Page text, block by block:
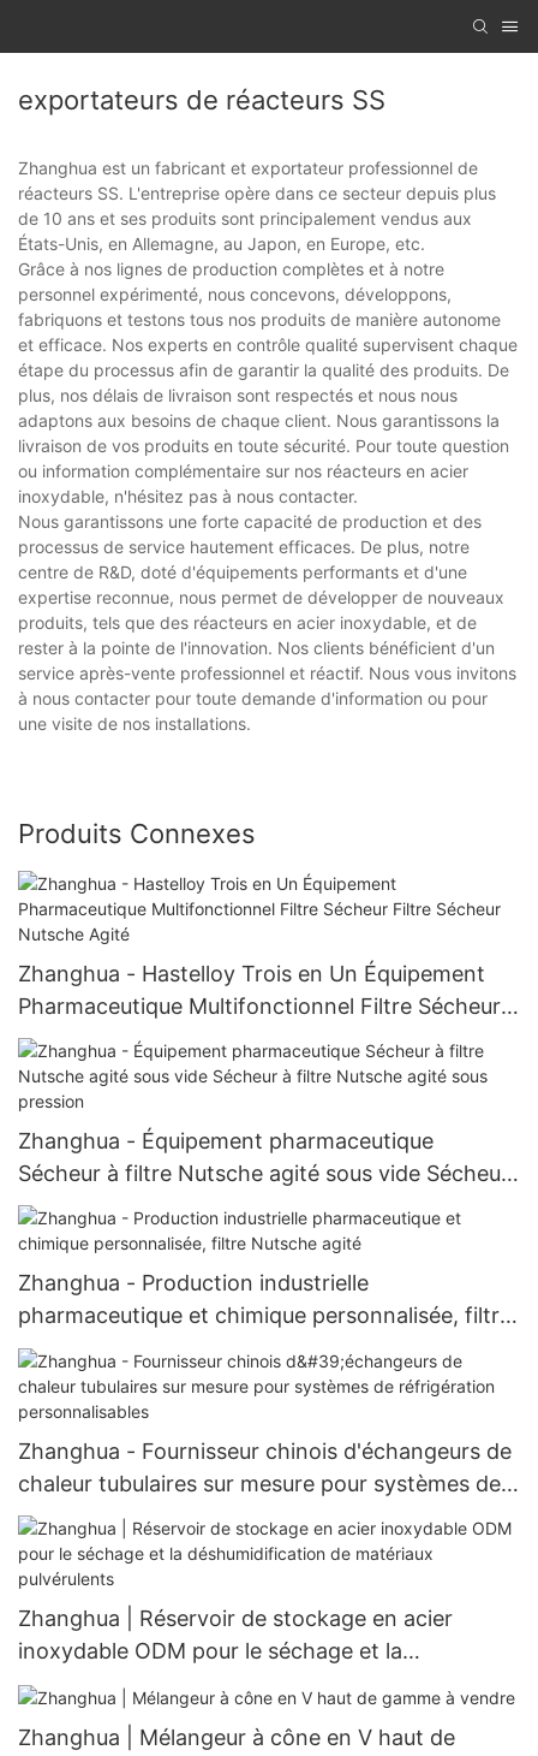
exportateurs de réacteurs SS
Zhanghua est un fabricant et exportateur professionnel de
réacteurs SS. L'entreprise opère dans ce secteur depuis plus
de 10 ans et ses produits sont principalement vendus aux
États-Unis, en Allemagne, au Japon, en Europe, etc.
Grâce à nos lignes de production complètes et à notre
personnel expérimenté, nous concevons, développons,
fabriquons et testons tous nos produits de manière autonome
et efficace. Nos experts en contrôle qualité supervisent chaque
étape du processus afin de garantir la qualité des produits. De
plus, nos délais de livraison sont respectés et nous nous
adaptons aux besoins de chaque client. Nous garantissons la
livraison de vos produits en toute sécurité. Pour toute question
ou information complémentaire sur nos réacteurs en acier
inoxydable, n'hésitez pas à nous contacter.
Nous garantissons une forte capacité de production et des
processus de service hautement efficaces. De plus, notre
centre de R&D, doté d'équipements performants et d'une
expertise reconnue, nous permet de développer de nouveaux
produits, tels que des réacteurs en acier inoxydable, et de
rester à la pointe de l'innovation. Nos clients bénéficient d'un
service après-vente professionnel et réactif. Nous vous invitons
à nous contacter pour toute demande d'information ou pour
une visite de nos installations.
Produits Connexes
Zhanghua - Hastelloy Trois en Un Équipement
Pharmaceutique Multifonctionnel Filtre Sécheur
Filtre Sécheur Nutsche Agité
Zhanghua - Équipement pharmaceutique
Sécheur à filtre Nutsche agité sous vide Sécheur
à filtre Nutsche agité sous pression
Zhanghua - Production industrielle
pharmaceutique et chimique personnalisée, filtre
Nutsche agité
Zhanghua - Fournisseur chinois d'échangeurs de
chaleur tubulaires sur mesure pour systèmes de
réfrigération personnalisables
Zhanghua | Réservoir de stockage en acier
inoxydable ODM pour le séchage et la
déshumidification de matériaux pulvérulents
Zhanghua | Mélangeur à cône en V haut de